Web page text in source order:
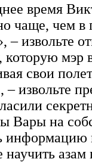
время
чаще, чем в
извольте
которую мэр
свои
извольте
Вары на
информацию
научить